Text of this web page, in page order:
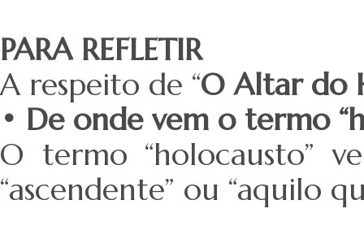
PARA REFLETIR
A respeito de “O Altar do
• De onde vem o termo
O termo “holocausto”
“ascen­dente” ou “aquilo